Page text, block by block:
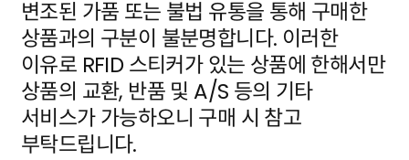
변조된 가품 또는 불법 유통을 통해 구매한
상품과의 구분이 불분명합니다. 이러한
이유로 RFID 스티커가 있는 상품에 한해서만
상품의 교환, 반품 및 A/S 등의 기타
서비스가 가능하오니 구매 시 참고
부탁드립니다.